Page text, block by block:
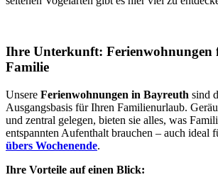
Ihre Unterkunft: Ferienwohnungen
Familie
Unsere Ferienwohnungen in Bayreuth sind
Ausgangsbasis für Ihren Familienurlaub.
und zentral gelegen, bieten sie alles, was
entspannten Aufenthalt brauchen – auch ideal
übers Wochenende.
Ihre Vorteile auf einen Blick: